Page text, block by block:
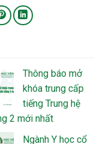
Thông báo mở
khóa trung cấp
tiếng Trung hệ
2 mới nhất
Ngành Y học cổ